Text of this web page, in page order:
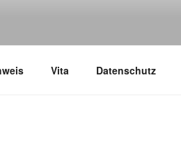
Vita Datenschutz